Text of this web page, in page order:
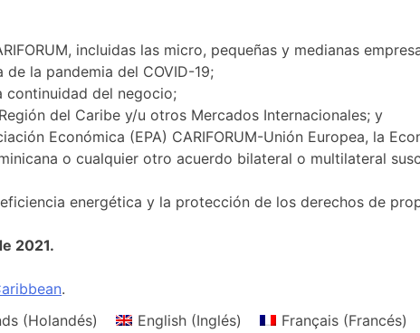
incluidas las micro, pequeñas y medianas
la pandemia del COVID-19;
continuidad del negocio;
del Caribe y/u otros Mercados Internacionales; y
Económica (EPA) CARIFORUM-Unión Europea, la
o cualquier otro acuerdo bilateral o multilateral
energética y la protección de los derechos de
2021.
.
(Holandés) English (Inglés) Français (Francés)